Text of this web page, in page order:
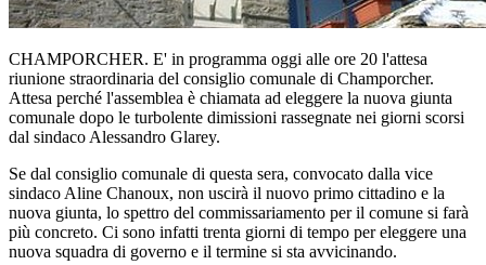
CHAMPORCHER. E' in programma oggi alle ore 20 l'attesa
riunione straordinaria del consiglio comunale di Champorcher.
Attesa perché l'assemblea è chiamata ad eleggere la nuova giunta
comunale dopo le turbolente dimissioni rassegnate nei giorni scorsi
dal sindaco Alessandro Glarey.
Se dal consiglio comunale di questa sera, convocato dalla vice
sindaco Aline Chanoux, non uscirà il nuovo primo cittadino e la
nuova giunta, lo spettro del commissariamento per il comune si farà
più concreto. Ci sono infatti trenta giorni di tempo per eleggere una
nuova squadra di governo e il termine si sta avvicinando.